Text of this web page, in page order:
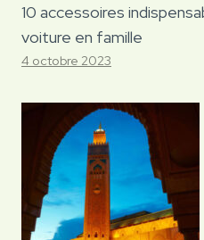
10 accessoires
voiture en famille
4 octobre 2023